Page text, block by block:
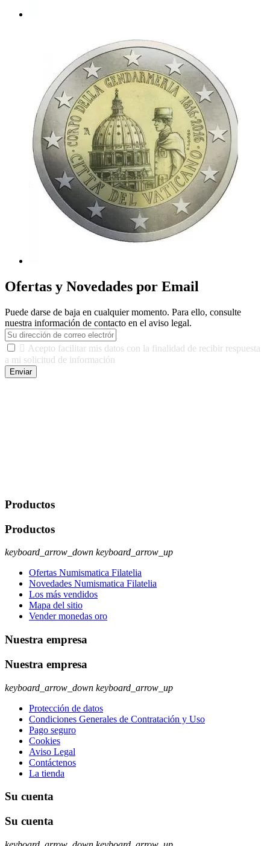
Ofertas y Novedades por Email
Puede darse de baja en cualquier momento. Para ello, consulte
nuestra información de contacto en el aviso legal.
 Acepto facilitar mis datos con la finalidad de recibir respuesta
a mi solicitud de información
Enviar
Productos
Productos
keyboard_arrow_down keyboard_arrow_up
Ofertas Numismatica Filatelia
Novedades Numismatica Filatelia
Los más vendidos
Mapa del sitio
Vender monedas oro
Nuestra empresa
Nuestra empresa
keyboard_arrow_down keyboard_arrow_up
Protección de datos
Condiciones Generales de Contratación y Uso
Pago seguro
Cookies
Aviso Legal
Contáctenos
La tienda
Su cuenta
Su cuenta